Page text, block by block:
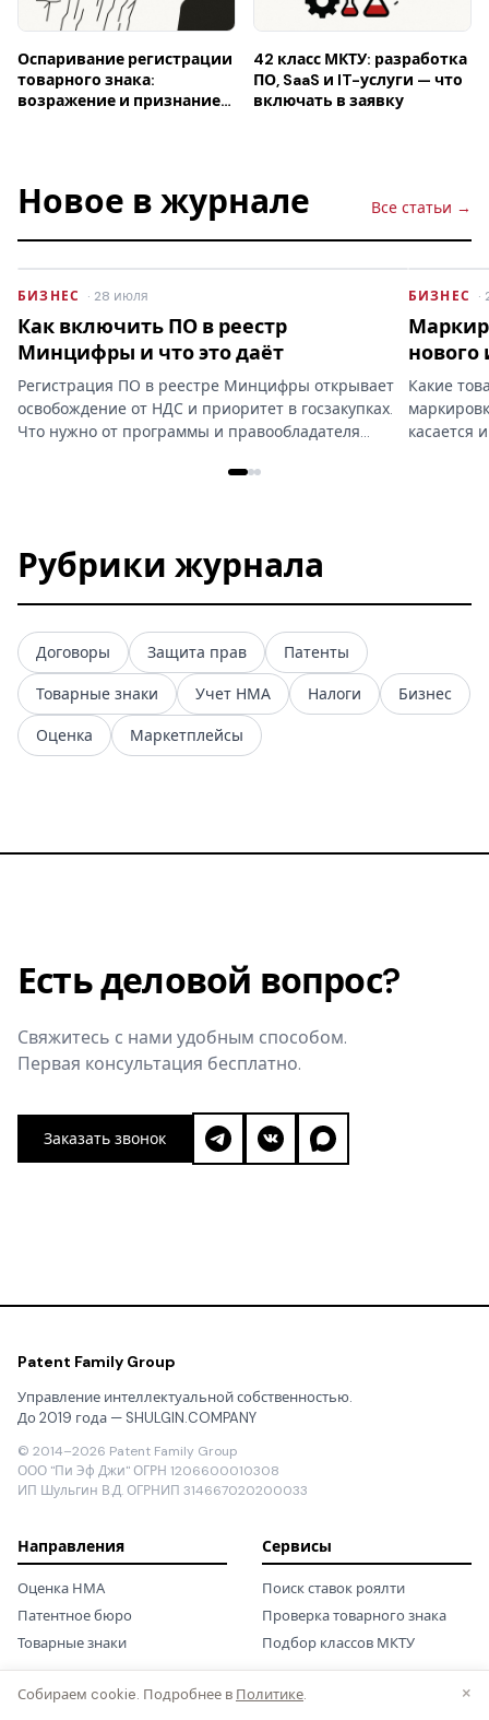
Оспаривание регистрации
товарного знака:
возражение и признание
42 класс МКТУ: разработка
ПО, SaaS и IT-услуги — что
включать в заявку
Новое в журнале Все статьи →
БИЗНЕС · 28 июля
Как включить ПО в реестр
Минцифры и что это даёт
Регистрация ПО в реестре Минцифры открывает
освобождение от НДС и приоритет в госзакупках.
Что нужно от программы и правообладателя…
БИЗНЕС
нового
Какие
касается
Рубрики журнала
Договоры Защита прав Патенты
Товарные знаки Учет НМА Налоги Бизнес
Оценка Маркетплейсы
Есть деловой вопрос?
Свяжитесь с нами удобным способом.
Первая консультация бесплатно.
Заказать звонок
Patent Family Group
Управление интеллектуальной собственностью.
До 2019 года — SHULGIN.COMPANY
© 2014–2026 Patent Family Group
ООО "Пи Эф Джи" ОГРН 1206600010308
ИП Шульгин В.Д. ОГРНИП 314667020200033
Направления
Оценка НМА
Патентное бюро
Товарные знаки
Сервисы
Поиск ставок роялти
Проверка товарного знака
Подбор классов МКТУ
Контакты ×
Собираем cookie. Подробнее в Политике.